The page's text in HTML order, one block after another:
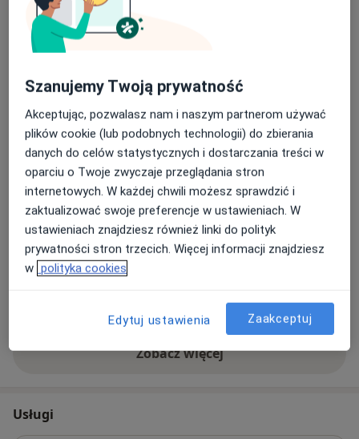
Od grudnia 2025 roku zapraszamy do naszej nowej
siedziby przy ul. Bronowickiej 130 w Krakowie –
nowoczesnego ośrodka medycznego
standardami, zapewniającego komfort leczenia i
wspomaganego rozrodu.
więcejO nas
Nasze specjalizacje Pokaż wszystkie
Zobacz więcej
Usługi
Szanujemy Twoją prywatność
Akceptując, pozwalasz nam i naszym partnerom używać
plików cookie (lub podobnych technologii) do zbierania
danych do celów statystycznych i dostarczania treści w
oparciu o Twoje zwyczaje przeglądania stron
internetowych. W każdej chwili możesz sprawdzić i
zaktualizować swoje preferencje w ustawieniach. W
ustawieniach znajdziesz również linki do polityk
prywatności stron trzecich. Więcej informacji znajdziesz
w polityka cookies
Edytuj ustawienia Zaakceptuj